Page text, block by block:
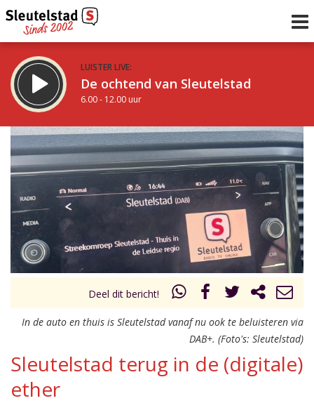
LUISTER LIVE:
De ochtend van Sleutelstad
6.00 - 12.00 uur
STRAKS:
De middag van Sleutelstad
12.00 - 19.00 uur
Vorig uur
uur 1 van 0 Volgend uur
Deel dit bericht!
In de auto en thuis is Sleutelstad vanaf nu ook te beluisteren via
DAB+. (Foto's: Sleutelstad)
Sleutelstad terug in de (digitale)
ether